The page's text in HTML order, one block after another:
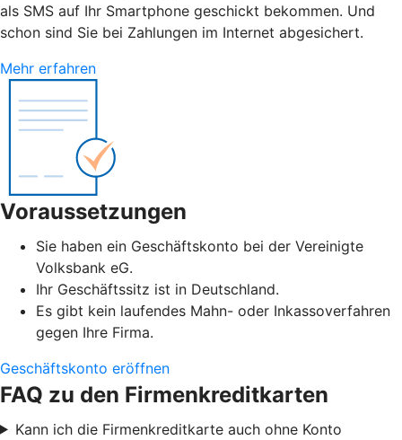
als SMS auf Ihr Smartphone geschickt bekommen. Und
schon sind Sie bei Zahlungen im Internet abgesichert.
Mehr erfahren
Voraussetzungen
Sie haben ein Geschäftskonto bei der Vereinigte
Volksbank eG.
Ihr Geschäftssitz ist in Deutschland.
Es gibt kein laufendes Mahn- oder Inkassoverfahren
gegen Ihre Firma.
Geschäftskonto eröffnen
FAQ zu den Firmenkreditkarten
Kann ich die Firmenkreditkarte auch ohne Konto